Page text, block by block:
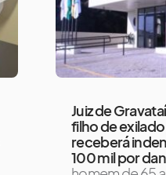
Juiz de
filho de
receberá
100 mil por